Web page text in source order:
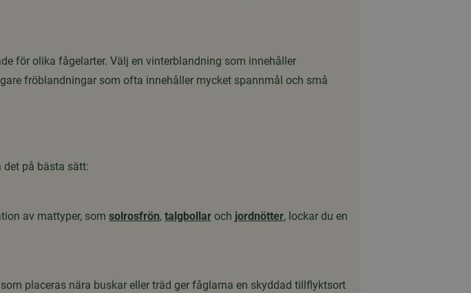
för olika fågelarter. Välj en vinterblandning som innehåller
fröblandningar som ofta innehåller mycket spannmål och små
på bästa sätt:
av mattyper, som solrosfrön, talgbollar och jordnötter, lockar du en
som placeras nära buskar eller träd ger fåglarna en skyddad tillflyktsort